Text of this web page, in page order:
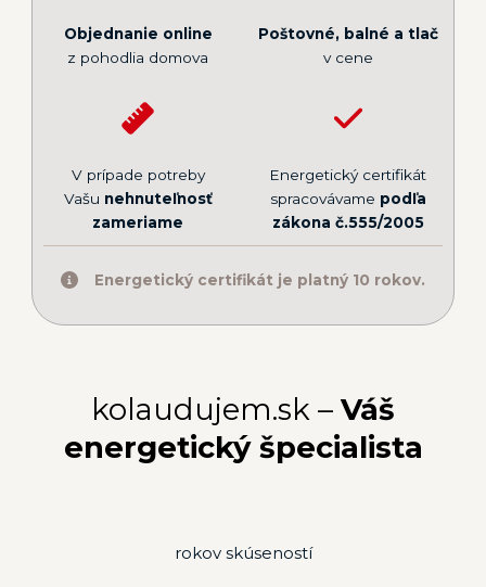
Objednanie online
z pohodlia domova
Poštovné, balné a tlač
v cene
V prípade potreby
Vašu nehnuteľnosť
zameriame
Energetický certifikát
spracovávame podľa
zákona č.555/2005
Energetický certifikát je platný 10 rokov.
kolaudujem.sk – Váš
energetický špecialista
rokov skúseností